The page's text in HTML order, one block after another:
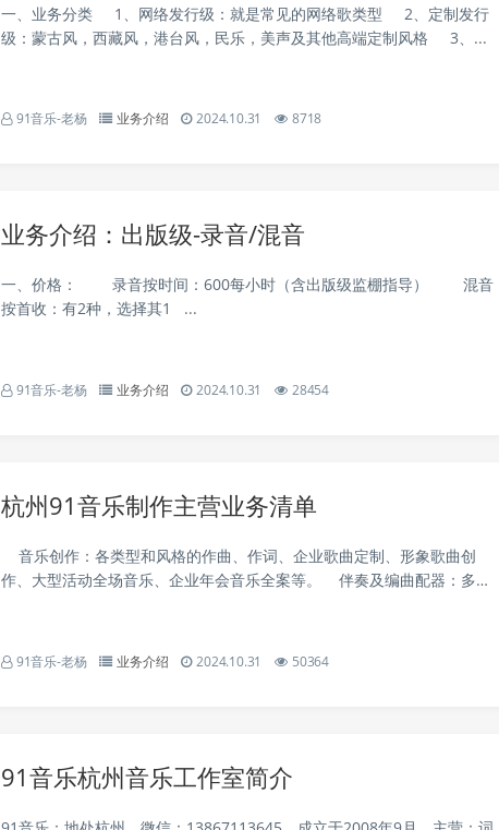
一、业务分类 1、网络发行级：就是常见的网络歌类型 2、定制发行
级：蒙古风，西藏风，港台风，民乐，美声及其他高端定制风格 3、...
91音乐-老杨 业务介绍 2024.10.31 8718
业务介绍：出版级-录音/混音
一、价格： 录音按时间：600每小时（含出版级监棚指导） 混音
按首收：有2种，选择其1 ...
91音乐-老杨 业务介绍 2024.10.31 28454
杭州91音乐制作主营业务清单
音乐创作：各类型和风格的作曲、作词、企业歌曲定制、形象歌曲创
作、大型活动全场音乐、企业年会音乐全案等。 伴奏及编曲配器：多种
91音乐-老杨 业务介绍 2024.10.31 50364
91音乐杭州音乐工作室简介